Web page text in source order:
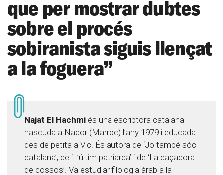
que per mostrar dubtes
sobre el procés
sobiranista siguis llençat
a la foguera”
Najat El Hachmi és una escriptora catalana
nascuda a Nador (Marroc) l’any 1979 i educada
des de petita a Vic. És autora de ‘Jo també sóc
catalana’, de ‘L’últim patriarca’ i de ‘La caçadora
de cossos’. Va estudiar filologia àrab a la